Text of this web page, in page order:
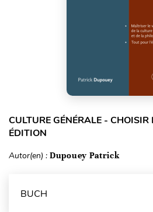
CULTURE GÉNÉRALE - CHOISIR
ÉDITION
Autor(en) : Dupouey Patrick
BUCH